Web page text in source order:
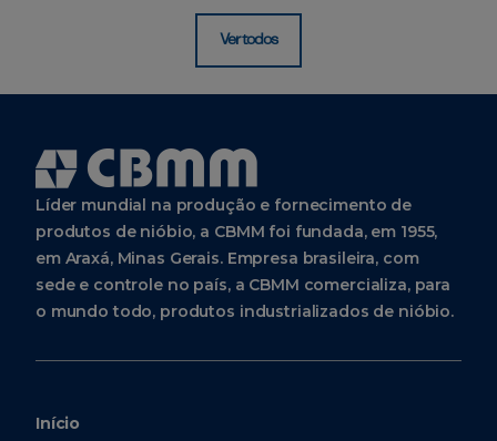
Ver todos
Líder mundial na produção e fornecimento de
produtos de nióbio, a CBMM foi fundada, em 1955,
em Araxá, Minas Gerais. Empresa brasileira, com
sede e controle no país, a CBMM comercializa, para
o mundo todo, produtos industrializados de nióbio.
Início